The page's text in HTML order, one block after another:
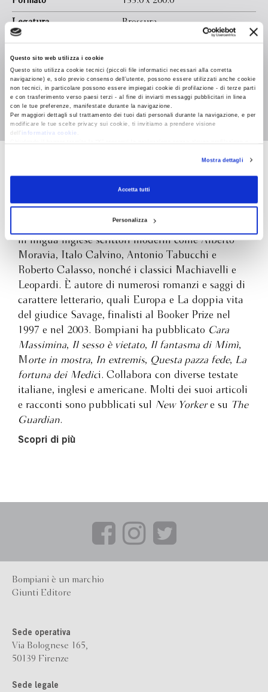
Questo sito web utilizza i cookie
Questo sito utilizza cookie tecnici (piccoli file informatici necessari alla corretta
navigazione) e, solo previo consenso dell’utente, possono essere utilizzati anche cookie
non tecnici, in particolare possono essere impiegati cookie di profilazione - di terze parti
e con trasferimento verso paesi terzi - al fine di inviarti messaggi pubblicitari in linea
con le tue preferenze, manifestate durante la navigazione.
Per maggiori dettagli sul trattamento dei tuoi dati personali durante la navigazione, e per
modificare le tue scelte privacy sui cookie, ti invitiamo a prendere visione
dell’
informativa cookie
RevocaMostra dettagli
Accetta tutti
Personalizza
che li porterà a trasformarsi da facoltosi banchieri in politici
influenti, e infine in signori incontrastati di una Firenze
sempre meno repubblicana. La saga familiare di cinque
con l'occhio del romanziere la storia modernissima e
affascinante del Quattrocento italiano, dal nascente sistema
finanziario continentale ai fasti dell'arte toscana del primo
Rinascimento. Ma è anche una storia che spiega come
questa famiglia abbia influenzato il nostro modo di percepire
radicato atteggiamento di sospetto nei confronti della
Art in Fifteenth-Century Florence'' (2005).
Legatura Brossura
Pagine 240
Isbn 9788845296017
Traduttore Silvia Artoni
Tim Parks
Tim Parks è nato a Manchester nel 1954, insegna
presso l’Università IULM di Milano e ha tradotto
in lingua inglese scrittori moderni come Alberto
Moravia, Italo Calvino, Antonio Tabucchi e
Roberto Calasso, nonché i classici Machiavelli e
Leopardi. È autore di numerosi romanzi e saggi di
carattere letterario, quali Europa e La doppia vita
del giudice Savage, finalisti al Booker Prize nel
1997 e nel 2003. Bompiani ha pubblicato Cara
Massimina, Il sesso è vietato, Il fantasma di Mimì,
M orte in mostra, In extremis, Questa pazza fede, La
fortuna dei Medici. Collabora con diverse testate
italiane, inglesi e americane. Molti dei suoi articoli
e racconti sono pubblicati sul
New Yorkere su The
Guardian.
Scopri di più
Bompiani è un marchio
Giunti Editore
Sede operativa
Via Bolognese 165,
50139 Firenze
Sede legale